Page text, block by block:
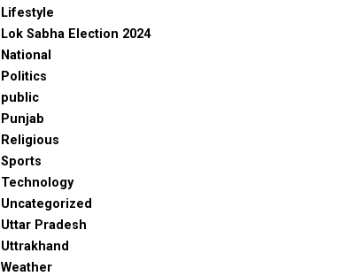
Lifestyle
Lok Sabha Election 2024
National
Politics
public
Punjab
Religious
Sports
Technology
Uncategorized
Uttar Pradesh
Uttrakhand
Weather